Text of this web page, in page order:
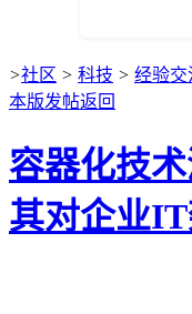
>社区 > 科技 > 经验交
本版发帖返回
容器化技
其对企业